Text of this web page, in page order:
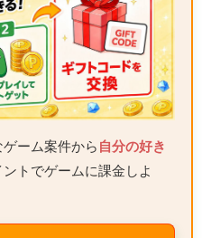
ーム案件から 自分の好き
トでゲームに課金しよ